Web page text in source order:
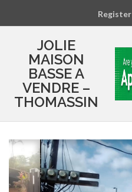
Register
JOLIE
MAISON
BASSE A
VENDRE –
THOMASSIN